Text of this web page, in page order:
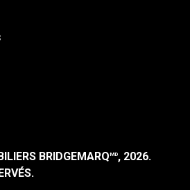
BRIDGEMARQMD, 2026.